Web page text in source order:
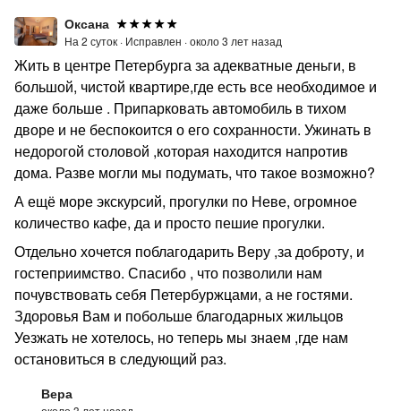
Оксана
На 2 суток · Исправлен ·около 3 лет назад
Жить в центре Петербурга за адекватные деньги, в
большой, чистой квартире,где есть все необходимое и
даже больше . Припарковать автомобиль в тихом
дворе и не беспокоится о его сохранности. Ужинать в
недорогой столовой ,которая находится напротив
дома. Разве могли мы подумать, что такое возможно?
А ещё море экскурсий, прогулки по Неве, огромное
количество кафе, да и просто пешие прогулки.
Отдельно хочется поблагодарить Веру ,за доброту, и
гостеприимство. Спасибо , что позволили нам
почувствовать себя Петербуржцами, а не гостями.
Здоровья Вам и побольше благодарных жильцов
Уезжать не хотелось, но теперь мы знаем ,где нам
остановиться в следующий раз.
Вера